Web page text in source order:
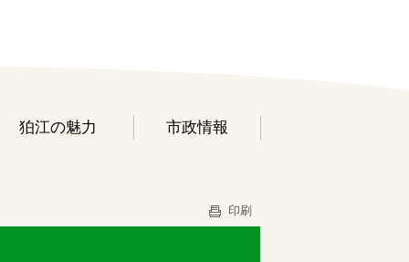
狛江の魅力 市政情報
印刷